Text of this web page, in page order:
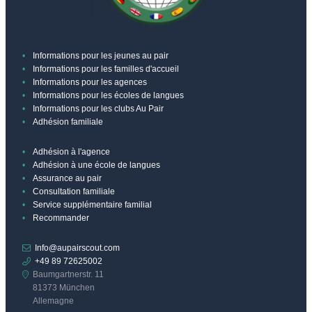
Informations pour les jeunes au pair
Informations pour les familles d'accueil
Informations pour les agences
Informations pour les écoles de langues
Informations pour les clubs Au Pair
Adhésion familiale
Adhésion à l'agence
Adhésion à une école de langues
Assurance au pair
Consultation familiale
Service supplémentaire familial
Recommander
Info@aupairscout.com
+49 89 72625002
Baumgartnerstr. 11
81373 München
Allemagne